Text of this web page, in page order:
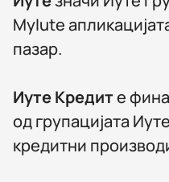
MyIute
пазар.
Иуте Кредите
од групацијата
кредитни